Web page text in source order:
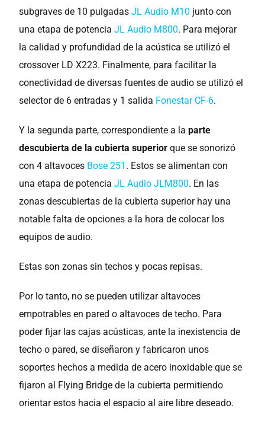
subgraves de 10 pulgadas JL Audio M10 junto con
una etapa de potenciaJL Audio M800. Para mejorar
la calidad y profundidad de la acústica se utilizó el
crossover LD X223. Finalmente, para facilitar la
conectividad de diversas fuentes de audio se utilizó el
selector de 6 entradas y 1 salida Fonestar CF-6.
Y la segunda parte, correspondiente a laparte
descubierta de la cubierta superior que se sonorizó
con 4 altavoces Bose 251 . Estos se alimentan con
una etapa de potenciaJL Audio JLM800. En las
zonas descubiertas de la cubierta superior hay una
notable falta de opciones a la hora de colocar los
equipos de audio.
Estas son zonas sin techos y pocas repisas.
Por lo tanto, no se pueden utilizar altavoces
empotrables en pared o altavoces de techo. Para
poder fijar las cajas acústicas, ante la inexistencia de
techo o pared, se diseñaron y fabricaron unos
soportes hechos a medida de acero inoxidable que se
fijaron al Flying Bridge de la cubierta permitiendo
orientar estos hacia el espacio al aire libre deseado.